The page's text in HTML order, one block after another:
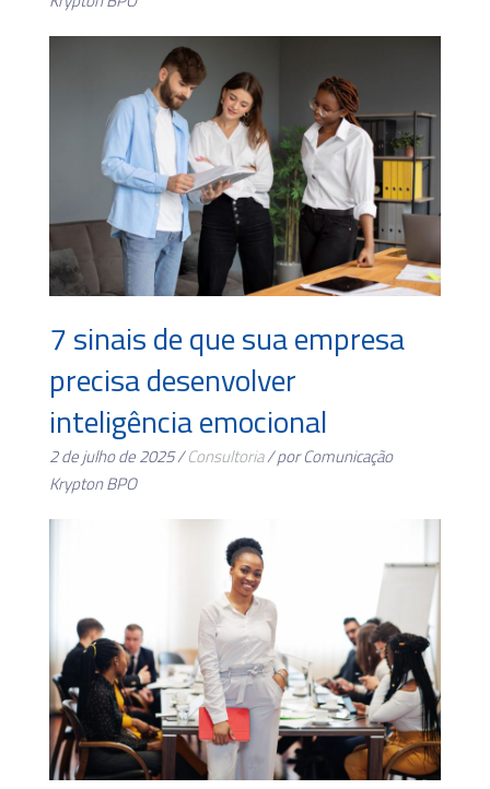
7 sinais de que sua empresa
precisa desenvolver
inteligência emocional
2 de julho de 2025 /Consultoria/ por Comunicação
Krypton BPO